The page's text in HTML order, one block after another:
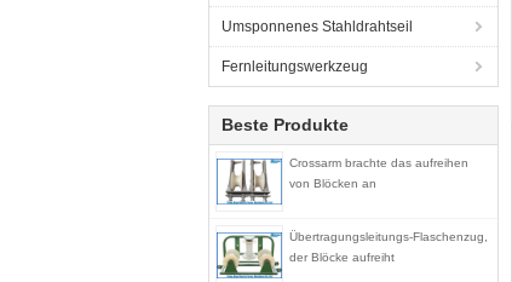
Umsponnenes Stahldrahtseil
Fernleitungswerkzeug
Beste Produkte
Crossarm brachte das aufreihen
von Blöcken an
Übertragungsleitungs-Flaschenzug,
der Blöcke aufreiht